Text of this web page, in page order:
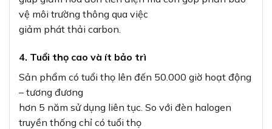
vệ môi trường thông qua việc
giảm phát thải carbon.
4. Tuổi thọ cao và ít bảo trì
Sản phẩm có tuổi thọ lên đến 50.000 giờ hoạt động
– tương đương
hơn 5 năm sử dụng liên tục. So với đèn halogen
truyền thống chỉ có tuổi thọ